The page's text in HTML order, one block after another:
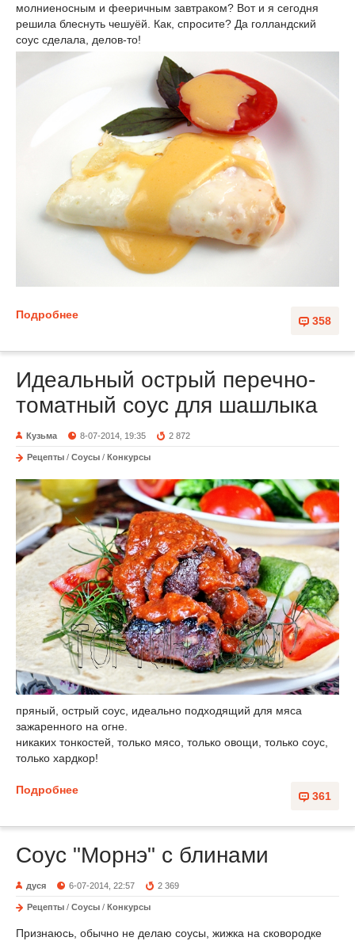
молниеносным и фееричным завтраком? Вот и я сегодня
решила блеснуть чешуёй. Как, спросите? Да голландский
соус сделала, делов-то!
358
Подробнее
Идеальный острый перечно-
томатный соус для шашлыка
Кузьма 8-07-2014, 19:35 2 872
Рецепты / Соусы / Конкурсы
пряный, острый соус, идеально подходящий для мяса
зажаренного на огне.
никаких тонкостей, только мясо, только овощи, только соус,
только хардкор!
361
Подробнее
Соус "Морнэ" с блинами
дуся 6-07-2014, 22:57 2 369
Рецепты / Соусы / Конкурсы
Признаюсь, обычно не делаю соусы, жижка на сковородке